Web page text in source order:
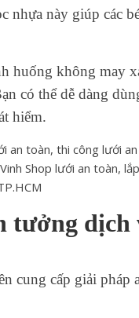
này giúp các
huống không may
có thể dễ dàng
hiểm.
tưởng dịch
cung cấp giải pháp